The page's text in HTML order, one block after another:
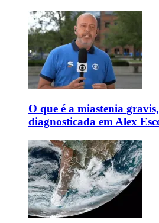
O que é a miastenia
diagnosticada em Alex